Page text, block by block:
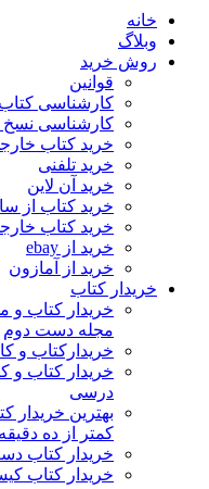
خانه
وبلاگ
روش خرید
قوانین
کارشناسی کتاب
کارشناسی
خرید کتاب
خرید تلفنی
خرید آن لاین
خرید کتاب از
خرید کتاب
خرید از ebay
خرید از آمازون
خریدار کتاب
خریدار کتاب
مجله دست دوم
خریدارکتاب و
خریدار کتاب و
درسی
بهترین خریدار
کمتر از ده دقیقه
خریدار کتاب
خریدار کتاب